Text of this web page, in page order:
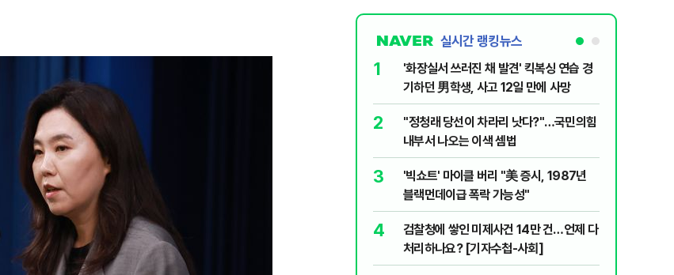
실시간 랭킹뉴스
1
'화장실서 쓰러진 채 발견' 킥복싱 연습 경
기하던 男학생, 사고 12일 만에 사망
2
​"정청래 당선이 차라리 낫다?"…국민의힘
내부서 나오는 이색 셈법
3
'빅쇼트' 마이클 버리 "美 증시, 1987년
블랙먼데이급 폭락 가능성"
4
검찰청에 쌓인 미제사건 14만 건…언제 다
처리하나요? [기자수첩-사회]